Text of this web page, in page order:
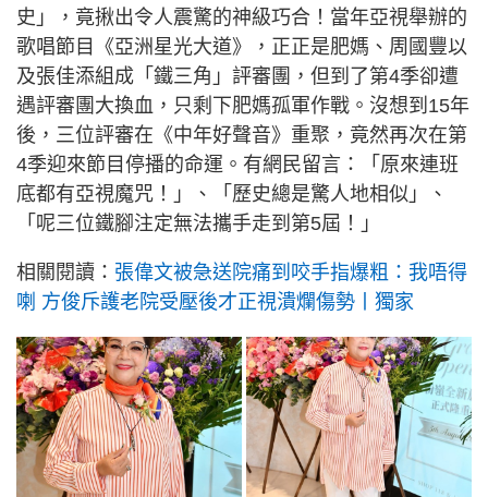
史」，竟揪出令人震驚的神級巧合！當年亞視舉辦的
歌唱節目《亞洲星光大道》，正正是肥媽、周國豐以
及張佳添組成「鐵三角」評審團，但到了第4季卻遭
遇評審團大換血，只剩下肥媽孤軍作戰。沒想到15年
後，三位評審在《中年好聲音》重聚，竟然再次在第
4季迎來節目停播的命運。有網民留言：「原來連班
底都有亞視魔咒！」、「歷史總是驚人地相似」、
「呢三位鐵腳注定無法攜手走到第5屆！」
相關閱讀： 張偉文被急送院痛到咬手指爆粗：我唔得
喇 方俊斥護老院受壓後才正視潰爛傷勢丨獨家